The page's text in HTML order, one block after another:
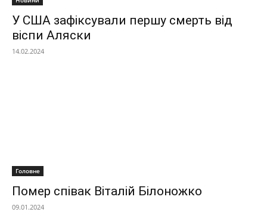
У США зафіксували першу смерть від
віспи Аляски
14.02.2024
Головне
Помер співак Віталій Білоножко
09.01.2024